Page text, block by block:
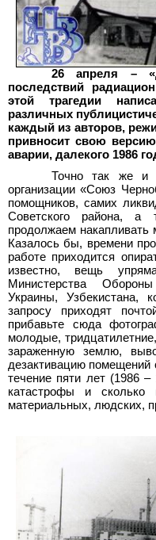
26 апреля –
последствий
этой трагедии
различных
каждый из авторов,
привносит свою
аварии, далекого 1986
Точно так же и
организации «Союз
помощников, самих
Советского района, а
продолжаем накапливать
Казалось бы, времени
работе приходится
известно, вещь
Министерства
Украины, Узбекистана,
запросу приходят
прибавьте сюда
молодые,
зараженную землю,
дезактивацию помещений
течение пяти лет (1986
катастрофы и сколько
материальных, людских,